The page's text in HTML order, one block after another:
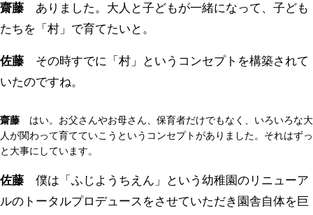
齋藤 ありました。大人と子どもが一緒になって、子ども
たちを「村」で育てたいと。
佐藤 その時すでに「村」というコンセプトを構築されて
いたのですね。
齋藤 はい。お父さんやお母さん、保育者だけでもなく、いろいろな大
人が関わって育てていこうというコンセプトがありました。それはずっ
と大事にしています。
佐藤 僕は「ふじようちえん」という幼稚園のリニューア
ルのトータルプロデュースをさせていただき園舎自体を巨